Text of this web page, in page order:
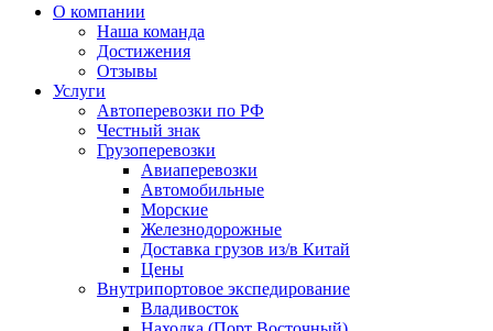
О компании
Наша команда
Достижения
Отзывы
Услуги
Автоперевозки по РФ
Честный знак
Грузоперевозки
Авиаперевозки
Автомобильные
Морские
Железнодорожные
Доставка грузов из/в Китай
Цены
Внутрипортовое экспедирование
Владивосток